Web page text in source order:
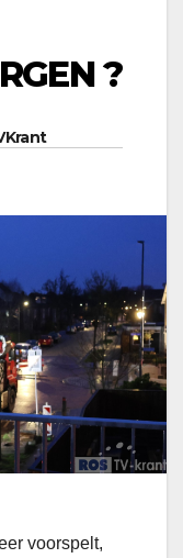
?
voorspelt,